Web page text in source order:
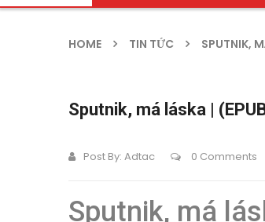
HOME TIN TỨC SPUTNIK,
Sputnik, má láska |
Post By: Adtac 0 Comments
Sputnik, má